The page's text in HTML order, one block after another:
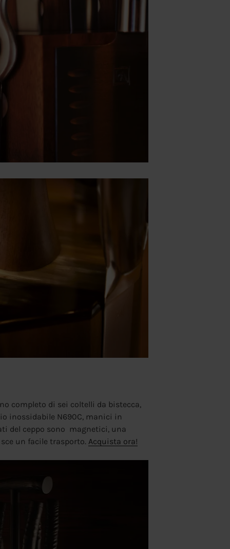
completo di sei coltelli da bistecca,
inossidabile N690C, manici in
del ceppo sono magnetici, una
un facile trasporto. Acquista ora!